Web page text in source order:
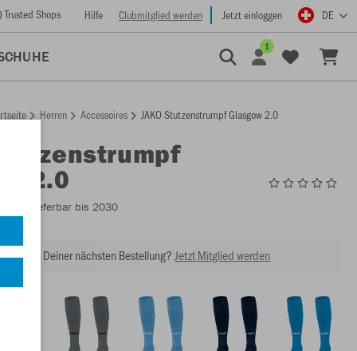
Shops Hilfe Clubmitglied werden Jetzt einloggen DE
1
Herren Accessoires JAKO Stutzenstrumpf Glasgow 2.0
2.0
- Lieferbar bis 2030
bei Deiner nächsten Bestellung? Jetzt Mitglied werden